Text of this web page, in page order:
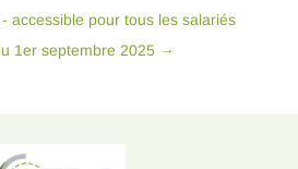
accessible pour tous les salariés
1er septembre 2025→